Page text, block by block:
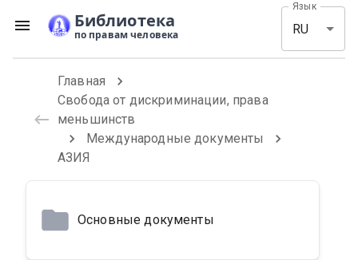
Библиотека
по правам человека
Язык
RU
Главная
Свобода от дискриминации, права
меньшинств
Международные документы
АЗИЯ
Основные документы